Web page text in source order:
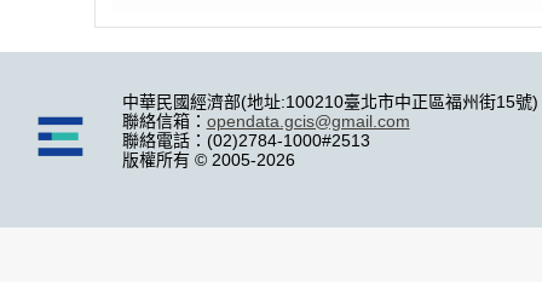
中華民國經濟部(地址:100210臺北市中正區福州街15號)
聯絡信箱： opendata.gcis@gmail.com
聯絡電話：(02)2784-1000#2513
版權所有 © 2005-2026